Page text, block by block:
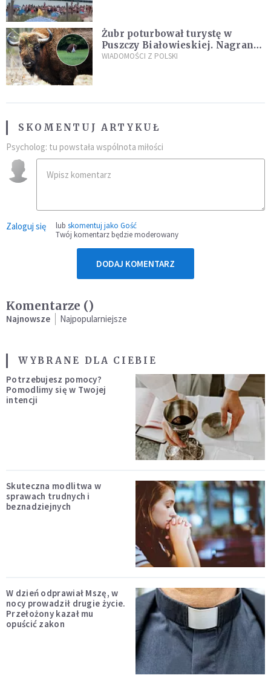
Żubr poturbował turystę w
Puszczy Białowieskiej. Nagranie
daje do myślenia
WIADOMOŚCI Z POLSKI
SKOMENTUJ ARTYKUŁ
Psycholog: tu powstała wspólnota miłości
Zaloguj się lub skomentuj jako Gość
Twój komentarz będzie moderowany
DODAJ KOMENTARZ
Komentarze ()
Najnowsze Najpopularniejsze
WYBRANE DLA CIEBIE
Potrzebujesz pomocy?
Pomodlimy się w Twojej
intencji
Skuteczna modlitwa w
sprawach trudnych i
beznadziejnych
W dzień odprawiał Mszę, w
nocy prowadził drugie życie.
Przełożony kazał mu
opuścić zakon